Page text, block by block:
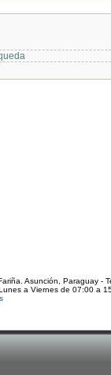
Asunción, Paraguay -
a Viernes de 07:00 a